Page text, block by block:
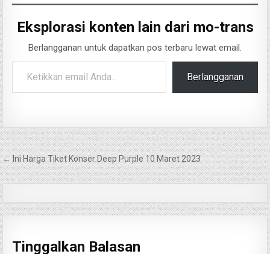
Eksplorasi konten lain dari mo-trans
Berlangganan untuk dapatkan pos terbaru lewat email.
Ketikkan email Anda...
Berlangganan
Navigasi
pos
← Ini Harga Tiket Konser Deep Purple 10 Maret 2023
Tinggalkan Balasan